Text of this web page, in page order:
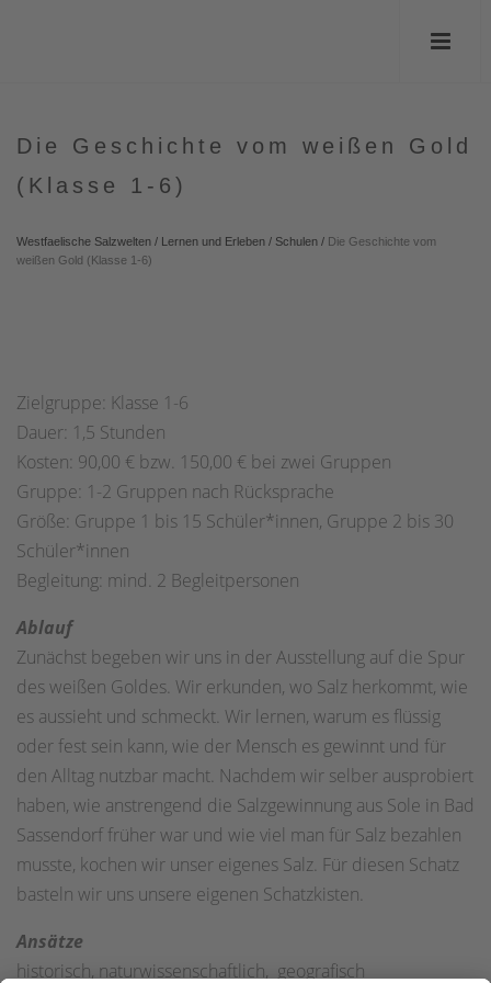
Die Geschichte vom weißen Gold
(Klasse 1-6)
Westfaelische Salzwelten / Lernen und Erleben / Schulen / Die Geschichte vom
weißen Gold (Klasse 1-6)
Zielgruppe: Klasse 1-6
Dauer: 1,5 Stunden
Kosten: 90,00 € bzw. 150,00 € bei zwei Gruppen
Gruppe: 1-2 Gruppen nach Rücksprache
Größe: Gruppe 1 bis 15 Schüler*innen, Gruppe 2 bis 30
Schüler*innen
Begleitung: mind. 2 Begleitpersonen
Ablauf
Zunächst begeben wir uns in der Ausstellung auf die Spur
des weißen Goldes. Wir erkunden, wo Salz herkommt, wie
es aussieht und schmeckt. Wir lernen, warum es flüssig
oder fest sein kann, wie der Mensch es gewinnt und für
den Alltag nutzbar macht. Nachdem wir selber ausprobiert
haben, wie anstrengend die Salzgewinnung aus Sole in Bad
Sassendorf früher war und wie viel man für Salz bezahlen
musste, kochen wir unser eigenes Salz. Für diesen Schatz
basteln wir uns unsere eigenen Schatzkisten.
Ansätze
historisch, naturwissenschaftlich, geografisch